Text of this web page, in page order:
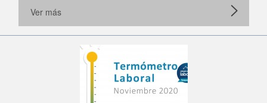
Ver más